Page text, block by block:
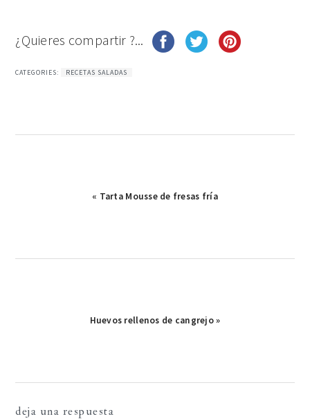
¿Quieres compartir ?...
CATEGORIES: RECETAS SALADAS
Publicación
« Tarta Mousse de fresas fría
Publicación
Huevos rellenos de cangrejo »
interacciones
deja una respuesta